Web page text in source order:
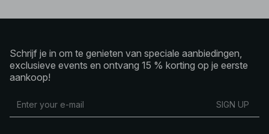
Schrijf je in om te genieten van speciale aanbiedingen,
exclusieve events en ontvang 15 % korting op je eerste
aankoop!
SIGN UP